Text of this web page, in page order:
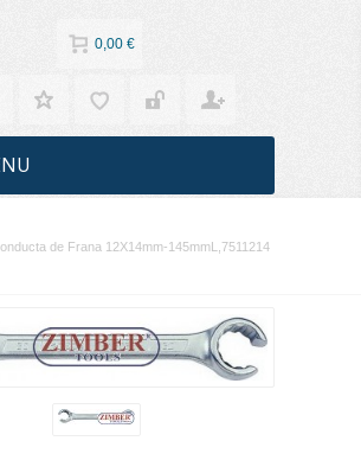
0,00 €
de Frana 12X14mm-145mmL,7511214